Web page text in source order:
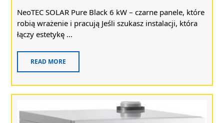
NeoTEC SOLAR Pure Black 6 kW – czarne panele, które
robią wrażenie i pracują Jeśli szukasz instalacji, która
łączy estetykę ...
READ MORE